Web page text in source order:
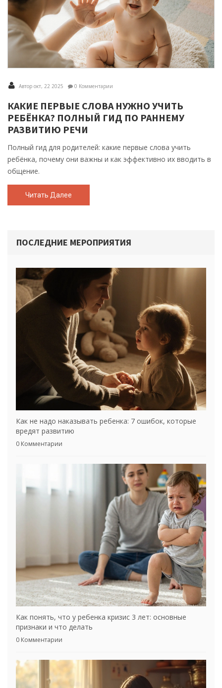
Автор окт, 22 2025 0 Комментарии
КАКИЕ ПЕРВЫЕ СЛОВА НУЖНО УЧИТЬ
РЕБЁНКА? ПОЛНЫЙ ГИД ПО РАННЕМУ
РАЗВИТИЮ РЕЧИ
Полный гид для родителей: какие первые слова учить
ребёнка, почему они важны и как эффективно их вводить в
общение.
Читать Далее
ПОСЛЕДНИЕ МЕРОПРИЯТИЯ
Как не надо наказывать ребенка: 7 ошибок, которые
вредят развитию
0 Комментарии
Как понять, что у ребенка кризис 3 лет: основные
признаки и что делать
0 Комментарии